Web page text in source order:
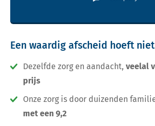
Een waardig afscheid hoeft
Dezelfde zorg en aandacht, veelal
prijs
Onze zorg is door duizenden
met een 9,2